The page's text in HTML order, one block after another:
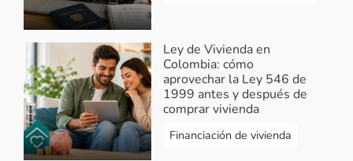
Ley de Vivienda en
Colombia: cómo
aprovechar la Ley 546 de
1999 antes y después de
comprar vivienda
Financiación de vivienda